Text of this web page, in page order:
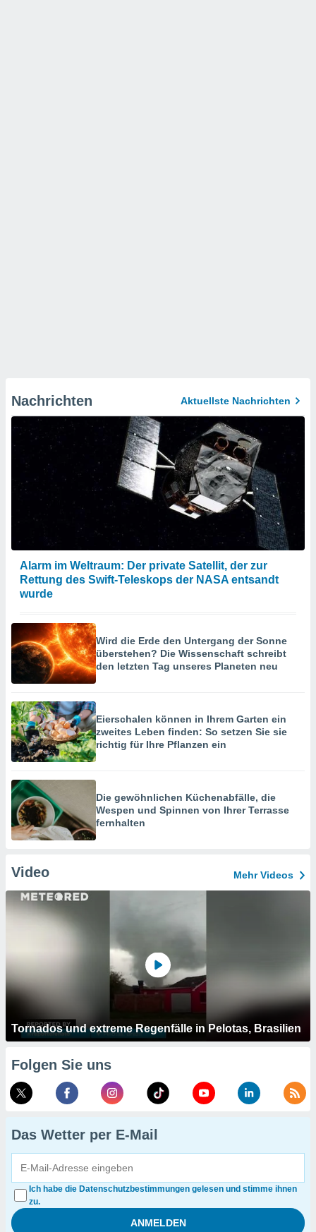
Nachrichten Aktuellste Nachrichten
Alarm im Weltraum: Der private Satellit, der zur
Rettung des Swift-Teleskops der NASA entsandt
wurde
Wird die Erde den Untergang der Sonne
überstehen? Die Wissenschaft schreibt
den letzten Tag unseres Planeten neu
Eierschalen können in Ihrem Garten ein
zweites Leben finden: So setzen Sie sie
richtig für Ihre Pflanzen ein
Die gewöhnlichen Küchenabfälle, die
Wespen und Spinnen von Ihrer Terrasse
fernhalten
Video Mehr Videos
Tornados und extreme Regenfälle in Pelotas, Brasilien
Folgen Sie uns
Das Wetter per E-Mail
Ich habe die Datenschutzbestimmungen gelesen und stimme ihnen
zu.